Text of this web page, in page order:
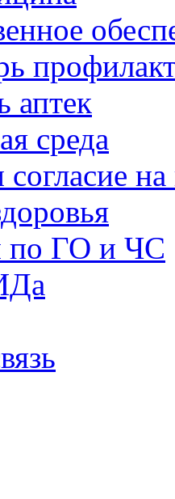
аптек
среда
согласие
по ГО и ЧС